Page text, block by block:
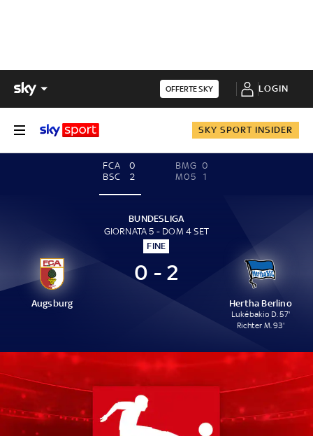
OFFERTE SKY LOGIN
SKY SPORT INSIDER
FCA
0
BSC
2
BMG 0
M05
1
BUNDESLIGA
GIORNATA 5 - DOM 4 SET
FINE
Augsburg
0 - 2
Hertha Berlino
Lukébakio D. 57'
Richter M. 93'